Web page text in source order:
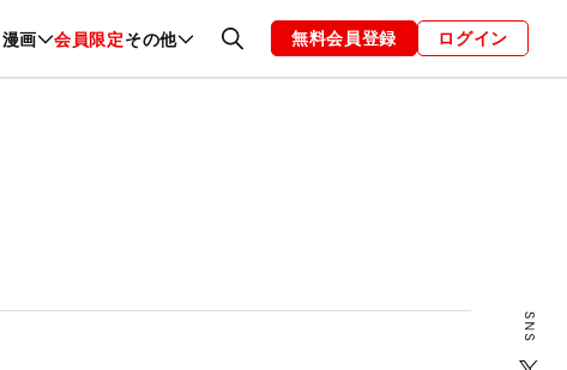
漫画 会員限定その他
ファッション 恋愛・結婚 編集部 お知らせ
無料会員登録 ログイン